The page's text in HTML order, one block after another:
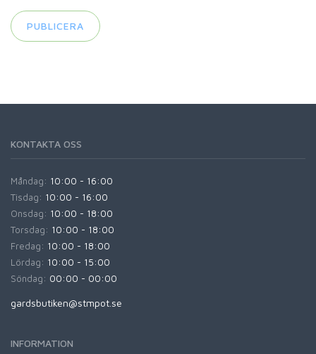
KONTAKTA OSS
Måndag: 10:00 - 16:00
Tisdag: 10:00 - 16:00
Onsdag: 10:00 - 18:00
Torsdag: 10:00 - 18:00
Fredag: 10:00 - 18:00
Lördag: 10:00 - 15:00
Söndag: 00:00 - 00:00
gardsbutiken@stmpot.se
INFORMATION